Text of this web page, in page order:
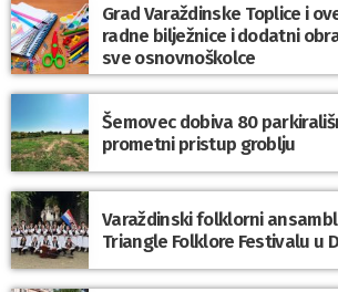
Grad Varaždinske Toplice i
radne bilježnice i dodatni
sve osnovnoškolce
Šemovec dobiva 80
prometni pristup groblju
Varaždinski folklorni
Triangle Folklore Festivalu u